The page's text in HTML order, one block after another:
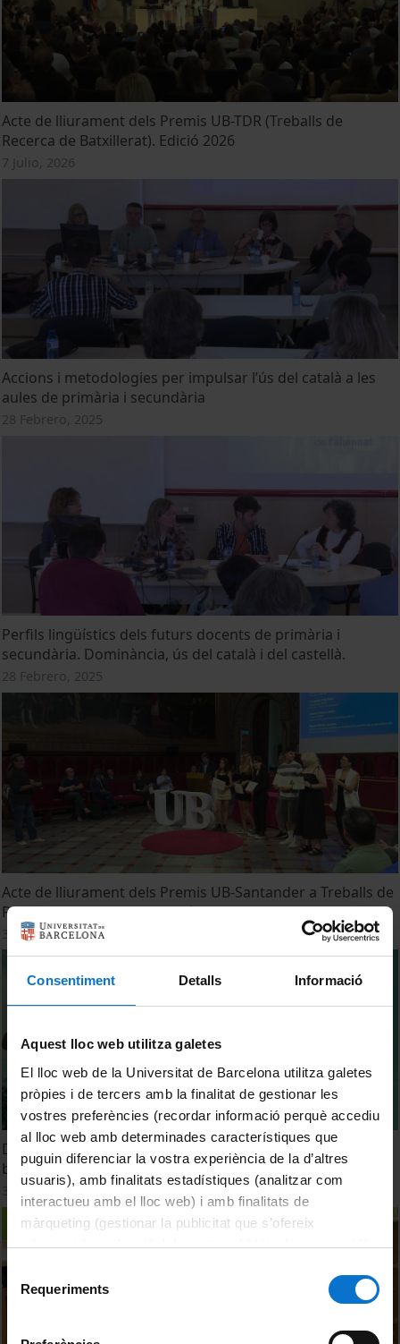
Consentiment Detalls Informació
Aquest lloc web utilitza galetes
El lloc web de la Universitat de Barcelona utilitza galetes
pròpies i de tercers amb la finalitat de gestionar les
vostres preferències (recordar informació perquè accediu
al lloc web amb determinades característiques que
puguin diferenciar la vostra experiència de la d’altres
usuaris), amb finalitats estadístiques (analitzar com
interactueu amb el lloc web) i amb finalitats de
màrqueting (gestionar la publicitat que s’ofereix
adequant-la en funció dels vostres hàbits de navegació).
consultar laPolítica de galetes del lloc web de la
Selecció
Requeriments
Acte de lliurament dels Premis UB-TDR (Treballs de
Recerca de Batxillerat). Edició 2026
7 Julio, 2026
Accions i metodologies per impulsar l’ús del català a les
aules de primària i secundària
28 Febrero, 2025
Perfils lingüístics dels futurs docents de primària i
secundària. Dominància, ús del català i del castellà.
28 Febrero, 2025
Acte de lliurament dels Premis UB-Santander a Treballs de
Recerca de Batxillerat. Edició 2023
3 Julio, 2023
Dona'm ales: ciència ciutadana per descobrir la
biodiversitat urbana
30 Junio, 2023